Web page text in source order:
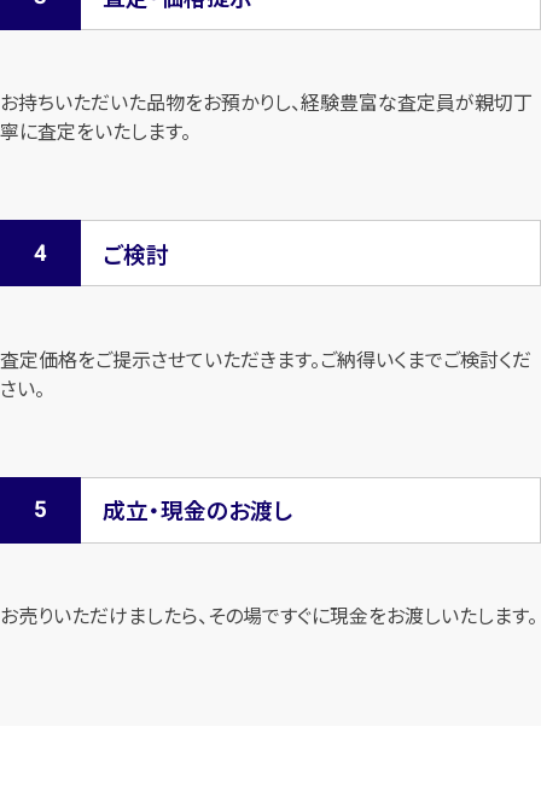
お持ちいただいた品物をお預かりし、経験豊富な査定員が親切丁
寧に査定をいたします。
ご検討
査定価格をご提示させていただきます。ご納得いくまでご検討くだ
さい。
成立・現金のお渡し
お売りいただけましたら、その場ですぐに現金をお渡しいたします。